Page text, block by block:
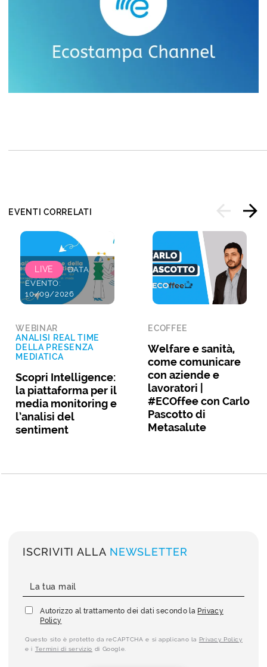
EVENTI CORRELATI
LIVE
DATA
EVENTO:
10/09/2026
WEBINAR
ANALISI REAL TIME
DELLA PRESENZA
MEDIATICA
Scopri Intelligence:
la piattaforma per il
media monitoring e
l’analisi del
sentiment
ECOFFEE
Welfare e sanità,
come comunicare
con aziende e
lavoratori |
#ECOffee con Carlo
Pascotto di
Metasalute
ISCRIVITI ALLA NEWSLETTER
Autorizzo al trattamento dei dati secondo la Privacy
Policy
Questo sito è protetto da reCAPTCHA e si applicano la Privacy Policy
e i Termini di servizio di Google.